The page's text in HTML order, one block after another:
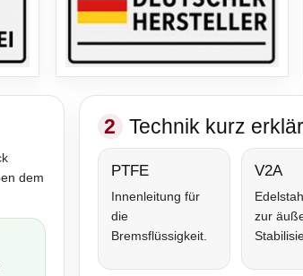
dem
2 Technik kurz
PTFE
Innenleitung für
die
Bremsflüssigkeit.
V2A
zur